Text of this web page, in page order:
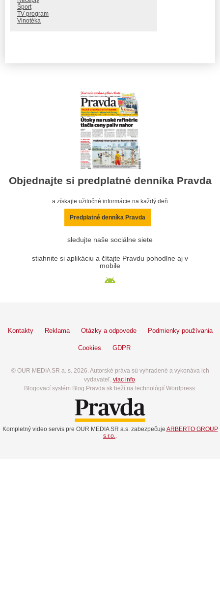
Šport
TV program
Vinotéka
Objednajte si predplatné denníka Pravda
a získajte užitočné informácie na každý deň
Predplatné denníka Pravda
sledujte naše sociálne siete
stiahnite si aplikáciu a čítajte Pravdu pohodlne aj v
mobile
Kontakty Reklama Otázky a odpovede Podmienky používania
Cookies GDPR
© OUR MEDIA SR a. s. 2026. Autorské práva sú vyhradené a vykonáva ich
vydavateľ, viac info.
Blogovací systém Blog.Pravda.sk beží na technológií Wordpress.
Kompletný video servis pre OUR MEDIA SR a.s. zabezpečuje ARBERTO GROUP
s.r.o.